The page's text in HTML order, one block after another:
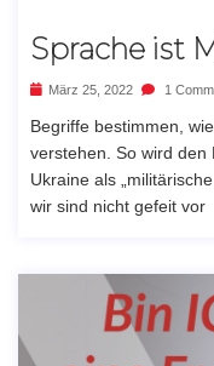
Sprache ist
März 25, 2022 1
Begriffe bestimmen,
verstehen. So wird den
Ukraine als
wir sind nicht gefeit vor